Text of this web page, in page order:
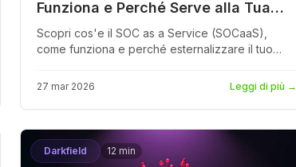
Funziona e Perché Serve alla Tua
Azienda
Scopri cos'e il SOC as a Service (SOCaaS),
come funziona e perché esternalizzare il tuo
milioni alla tua azienda garantendo monitoraggio
27 mar 2026 Leggi di più →
Darkfield 12 min